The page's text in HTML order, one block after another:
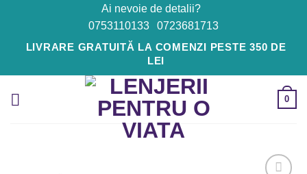
content
Ai nevoie de detalii?
0753110133
0723681713
LIVRARE GRATUITĂ LA COMENZI PESTE 350 DE
LEI
0